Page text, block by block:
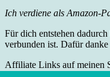
Ich verdiene als Amazon-
Für dich entstehen
verbunden ist. Dafür
Affiliate Links auf meinen